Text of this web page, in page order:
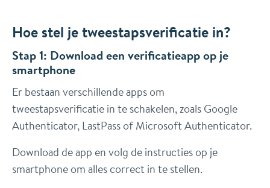
Hoe stel je tweestapsverificatie in?
Stap 1: Download een verificatieapp op je
smartphone
Er bestaan verschillende apps om
tweestapsverificatie in te schakelen, zoals Google
Authenticator, LastPass of Microsoft Authenticator.
Download de app en volg de instructies op je
smartphone om alles correct in te stellen.